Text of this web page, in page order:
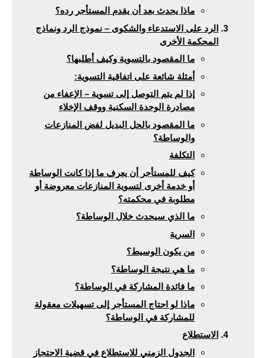
ماذا يحدث بعد أن يقدم المستأجر رده؟
الرد على الاستدعاء والشكوى – نموذج الرد ونماذج
المحكمة الأخرى
ما المقصود بالتسوية وكيف أطلبها؟
أمثلة شائعة على اتفاقية التسوية:
إذا لم يتم التوصل إلى تسوية – الإعفاء من
مصادرة الوحدة السكنية ووقف الإخلاء
ما المقصود بالحل البديل لفض المنازعات
والوساطة؟
التكلفة
كيف للمستأجر أن يعرف ما إذا كانت الوساطة
أو خدمة أخرى لتسوية المنازعات معروضة أو
مطلوبة في محكمته؟
ما الذي سيحدث خلال الوساطة؟
السرية
من يكون الوسيط؟
ما هي نتيجة الوساطة؟
ما فائدة المشاركة في الوساطة؟
ماذا لو احتاج المستأجر إلى تسهيلات معقولة
للمشاركة في الوساطة؟
الاستطلاع
الجدول الزمني للاستطلاع في قضية الاحتجاز